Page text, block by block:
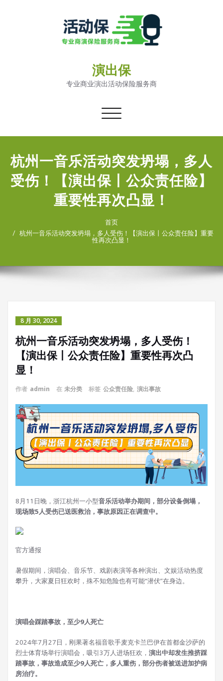
演出保
专业商业演出活动保险服务商
切
导
杭州一音乐活动突发坍塌，多人
受伤！【演出保丨公众责任险】
重要性再次凸显！
首页
杭州一音乐活动突发坍塌，多人受伤！【演出保丨公众责任险】重要
性再次凸显！
8 月 30, 2024
杭州一音乐活动突发坍塌，多人受伤！
【演出保丨公众责任险】重要性再次凸
显！
作者 admin 在 未分类 标签 公众责任险, 演出事故
8月11日晚，浙江杭州一小型音乐活动举办期间，部分设备倒塌，
现场致5人受伤已送医救治，事故原因正在调查中。
官方通报
暑假期间，演唱会、音乐节、戏剧表演等各种演出、文娱活动热度
攀升，大家夏日狂欢时，殊不知危险也有可能“潜伏”在身边。
演唱会踩踏事故，至少9人死亡
2024年7月27日，刚果著名福音歌手麦克卡兰巴伊在首都金沙萨的
烈士体育场举行演唱会，吸引3万人进场狂欢， 演出中却发生推挤踩
踏事故，事故造成至少9人死亡，多人重伤，部分伤者被送进加护病
房治疗。